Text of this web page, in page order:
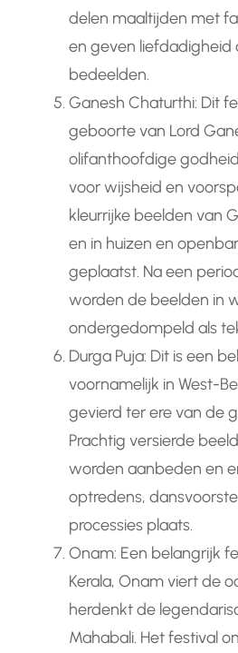
delen maaltijden met
en geven liefdadigheid
bedeelden.
Ganesh Chaturthi: Dit
geboorte van Lord
olifanthoofdige
voor wijsheid en
kleurrijke beelden van
en in huizen en
geplaatst. Na een
worden de beelden in
ondergedompeld als
Durga Puja: Dit is een
voornamelijk in West-
gevierd ter ere van de
Prachtig versierde
worden aanbeden en
optredens,
processies plaats.
Onam: Een belangrijk
Kerala, Onam viert de
herdenkt de
Mahabali. Het festival